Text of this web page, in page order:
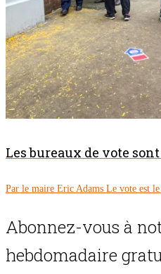
Les bureaux de vote
Par le maire Eric Adams Le vote est
Abonnez-vous à
hebdomadaire